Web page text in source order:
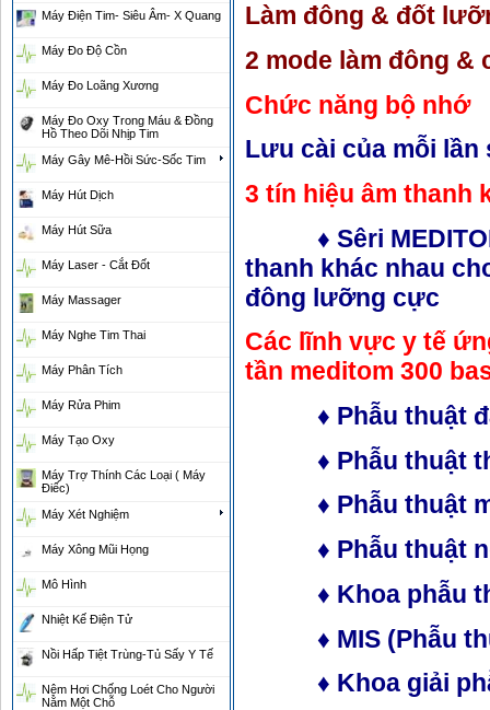
Làm đông & đốt
2 mode làm đông
Chức năng bộ nhớ
Lưu cài của mỗi
3 tín hiệu âm thanh
♦ Sêri
thanh khác nhau
đông lưỡng cực
Các lĩnh vực y tế
tần meditom 300
♦ Phẫu thuật
♦ Phẫu thuật
♦ Phẫu thuật
♦ Phẫu thuật
♦ Khoa phẫu
♦ MIS (Phẫu
♦ Khoa giải
Máy Điện Tim- Siêu Âm- X Quang
Máy Đo Độ Cồn
Máy Đo Loãng Xương
Máy Đo Oxy Trong Máu & Đồng
Hồ Theo Dõi Nhịp Tim
Máy Gây Mê-Hồi Sức-Sốc Tim
Máy Hút Dịch
Máy Hút Sữa
Máy Laser - Cắt Đốt
Máy Massager
Máy Nghe Tim Thai
Máy Phân Tích
Máy Rửa Phim
Máy Tạo Oxy
Máy Trợ Thính Các Loại ( Máy
Điếc)
Máy Xét Nghiệm
Máy Xông Mũi Họng
Mô Hình
Nhiệt Kế Điện Tử
Nồi Hấp Tiệt Trùng-Tủ Sấy Y Tế
Nệm Hơi Chống Loét Cho Người
Nằm Một Chỗ